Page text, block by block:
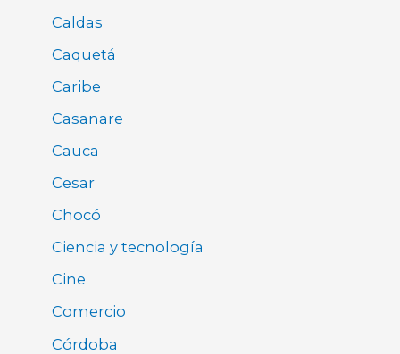
Caldas
Caquetá
Caribe
Casanare
Cauca
Cesar
Chocó
Ciencia y tecnología
Cine
Comercio
Córdoba